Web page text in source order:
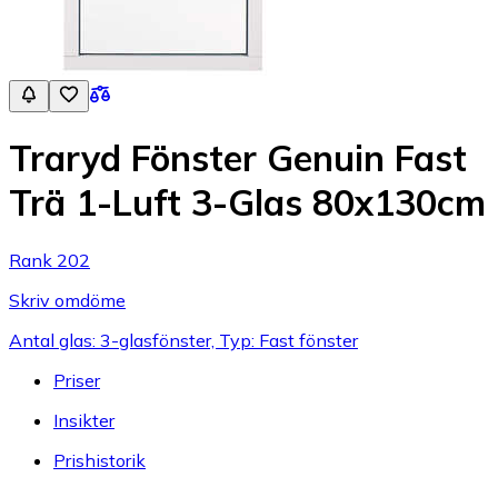
Traryd Fönster Genuin Fast
Trä 1-Luft 3-Glas 80x130cm
Rank 202
Skriv omdöme
Antal glas: 3-glasfönster, Typ: Fast fönster
Priser
Insikter
Prishistorik